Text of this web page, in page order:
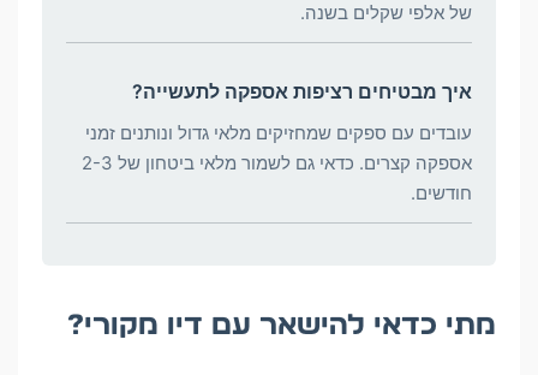
של אלפי שקלים בשנה.
איך מבטיחים רציפות אספקה לתעשייה?
עובדים עם ספקים שמחזיקים מלאי גדול ונותנים זמני
אספקה קצרים. כדאי גם לשמור מלאי ביטחון של 2-3
חודשים.
מתי כדאי להישאר עם דיו מקורי?